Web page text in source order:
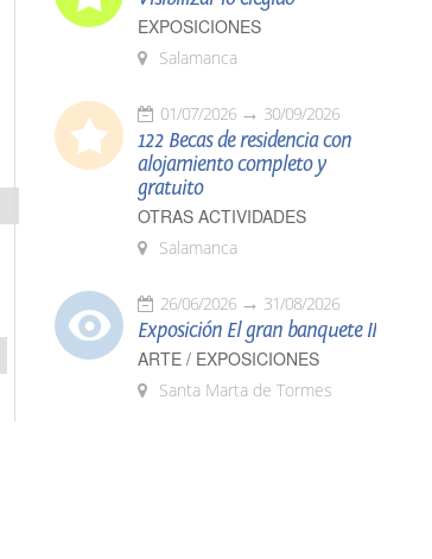
EXPOSICIONES
Salamanca
01/07/2026 30/09/2026
122 Becas de residencia con
alojamiento completo y
gratuito
OTRAS ACTIVIDADES
Salamanca
26/06/2026 31/08/2026
Exposición El gran banquete II
ARTE / EXPOSICIONES
Santa Marta de Tormes